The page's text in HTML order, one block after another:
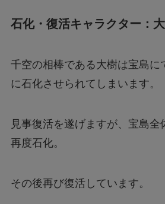
石化・復活キャラクター：
千空の相棒である大樹は宝島に
に石化させられてしまいます。
見事復活を遂げますが、宝島全
再度石化。
その後再び復活しています。